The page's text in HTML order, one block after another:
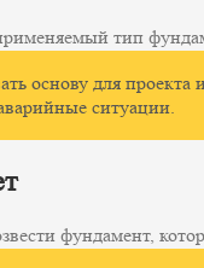
тип
основу для
ситуации.
фундамент,